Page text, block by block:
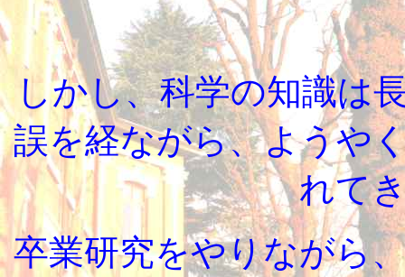
しかし、科学の知識は
誤を経ながら、ようや
れて
卒業研究をやりながら